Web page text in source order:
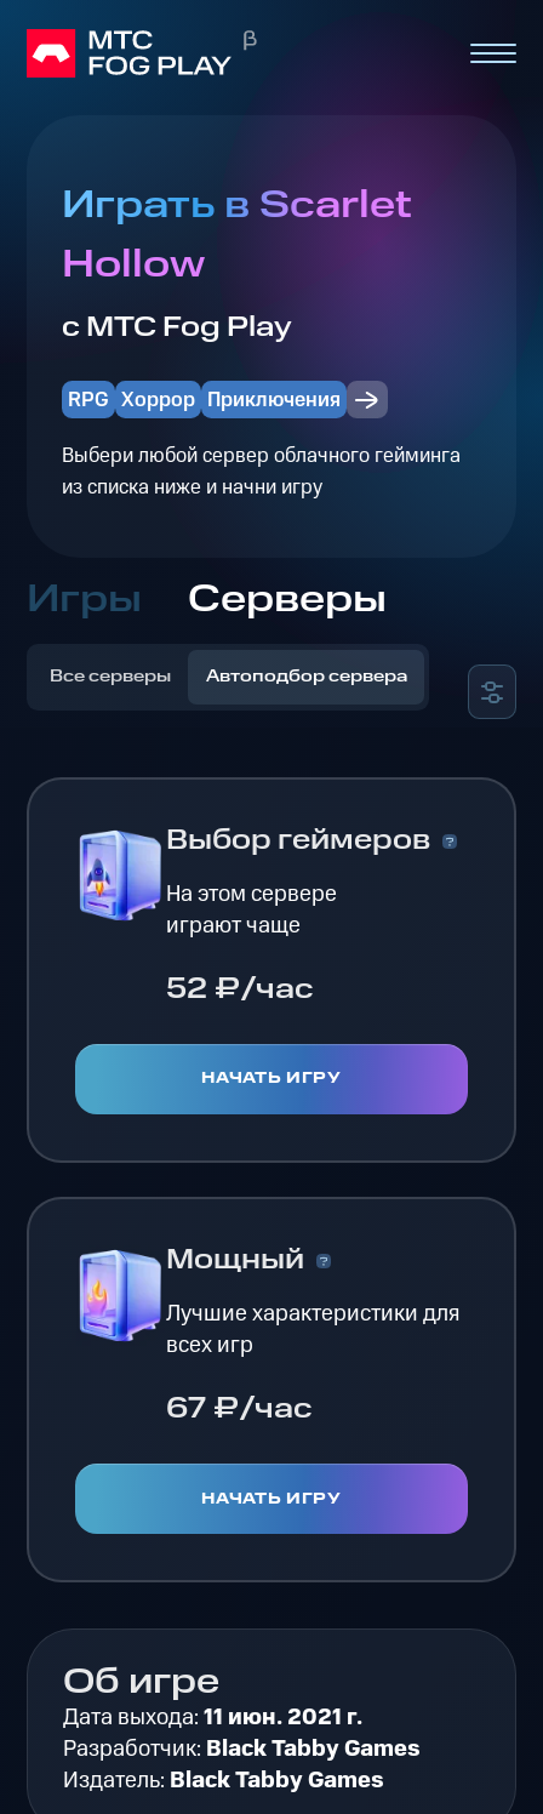
Играть в Scarlet
Hollow
с МТС Fog Play
RPG Хоррор Приключения
Выбери любой сервер облачного гейминга
из списка ниже и начни игру
Игры Серверы
Все серверы Автоподбор сервера
Выбор геймеров
На этом сервере
играют чаще
52 ₽/час
НАЧАТЬ ИГРУ
Мощный
Лучшие характеристики для
всех игр
67 ₽/час
НАЧАТЬ ИГРУ
Об игре
Дата выхода:11 июн. 2021 г.
Разработчик: Black Tabby Games
Издатель: Black Tabby Games